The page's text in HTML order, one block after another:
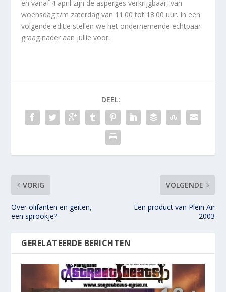
en vanaf 4 april zijn de asperges verkrijgbaar, van
woensdag t/m zaterdag van 11.00 tot 18.00 uur. In een
volgende editie stellen we het ondernemende echtpaar
graag nader aan jullie voor.
DEEL:
VORIG
Over olifanten en geiten,
een sprookje?
VOLGENDE
Een product van Plein Air
2003
GERELATEERDE BERICHTEN